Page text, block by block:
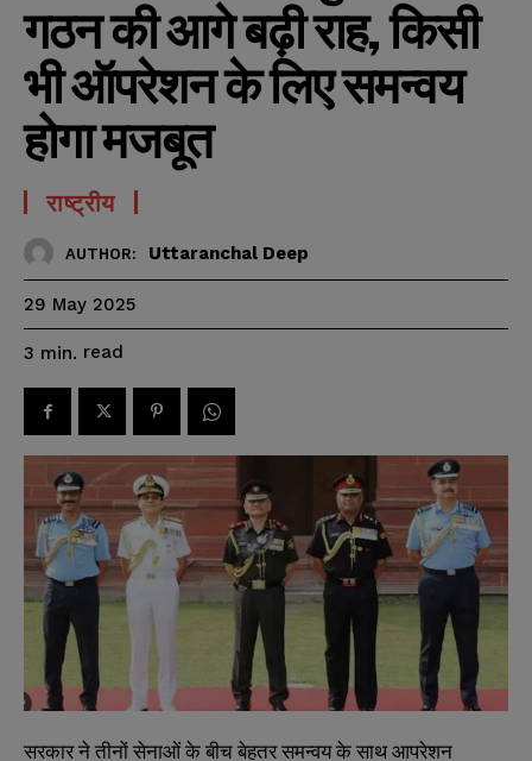
गठन की आगे बढ़ी राह, किसी
भी ऑपरेशन के लिए समन्वय
होगा मजबूत
राष्ट्रीय
AUTHOR: Uttaranchal Deep
29 May 2025
3 min. read
सरकार ने तीनों सेनाओं के बीच बेहतर समन्वय के साथ आपरेशन